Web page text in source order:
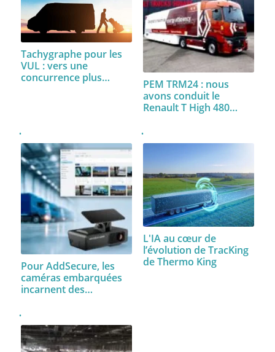
Tachygraphe pour les
VUL : vers une
concurrence plus…
PEM TRM24 : nous
avons conduit le
Renault T High 480…
Pour AddSecure, les
caméras embarquées
incarnent des…
L'IA au cœur de
l’évolution de TracKing
de Thermo King